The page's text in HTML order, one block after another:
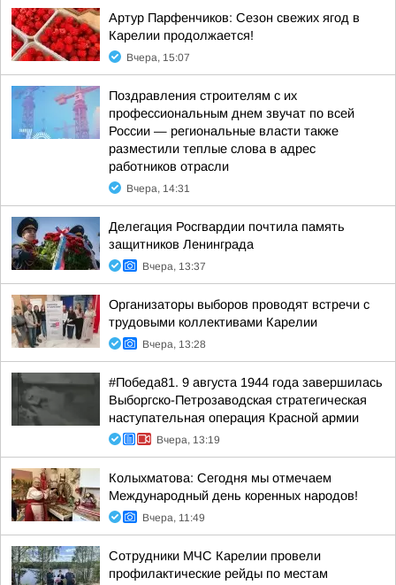
Артур Парфенчиков: Сезон свежих ягод в
Карелии продолжается!
Вчера, 15:07
Поздравления строителям с их
профессиональным днем звучат по всей
России — региональные власти также
разместили теплые слова в адрес
работников отрасли
Вчера, 14:31
Делегация Росгвардии почтила память
защитников Ленинграда
Вчера, 13:37
Организаторы выборов проводят встречи с
трудовыми коллективами Карелии
Вчера, 13:28
#Победа81. 9 августа 1944 года завершилась
Выборгско-Петрозаводская стратегическая
наступательная операция Красной армии
Вчера, 13:19
Колыхматова: Сегодня мы отмечаем
Международный день коренных народов!
Вчера, 11:49
Сотрудники МЧС Карелии провели
профилактические рейды по местам